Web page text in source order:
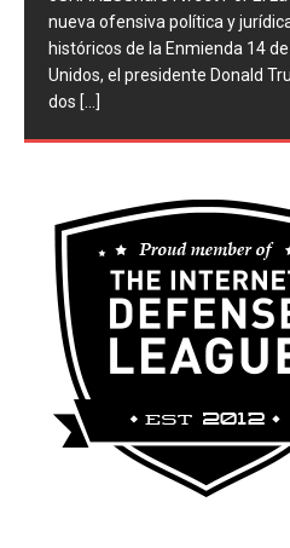
0SHARESShareTweet ​Por El
nueva ofensiva política y
históricos de la Enmienda 14
Unidos, el presidente Donald
[...]